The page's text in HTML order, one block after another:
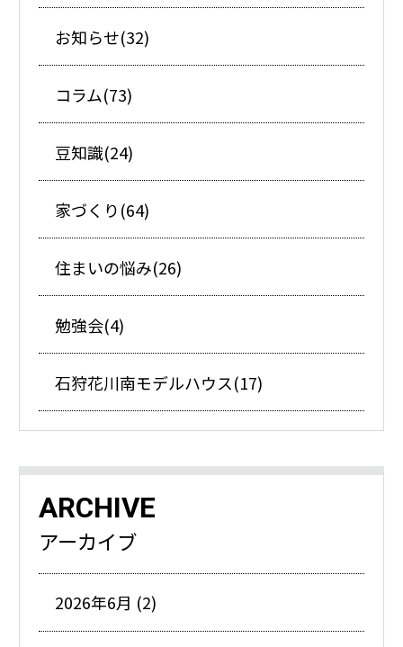
お知らせ(32)
コラム(73)
豆知識(24)
家づくり(64)
住まいの悩み(26)
勉強会(4)
石狩花川南モデルハウス(17)
ARCHIVE
アーカイブ
2026年6月 (2)